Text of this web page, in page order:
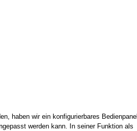
haben wir ein konfigurierbares Bedienpanel
werden kann. In seiner Funktion als